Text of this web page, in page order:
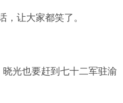
让大家都笑了。
光也要赶到七十二军驻渝